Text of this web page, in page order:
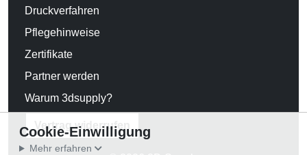
Druckverfahren
Pflegehinweise
Zertifikate
Partner werden
Warum 3dsupply?
Vertrag widerrufen
Cookie-Einwilligung
Mehr erfahren